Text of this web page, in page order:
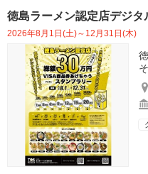
徳島ラーメン認定店デジタ
2026年8月1日(土)～12月31日(木)